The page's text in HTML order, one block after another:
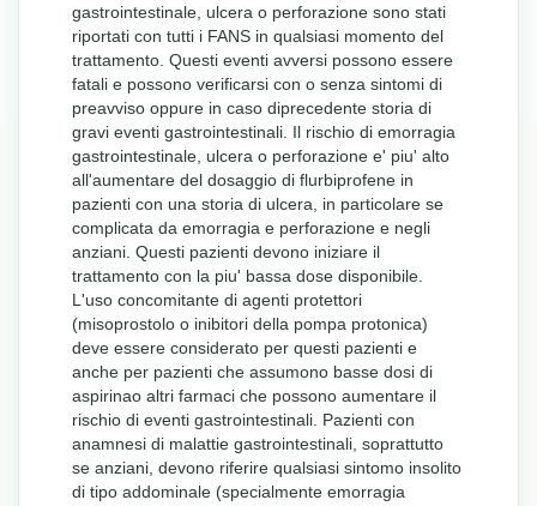
gastrointestinale, ulcera o perforazione sono stati
riportati con tutti i FANS in qualsiasi momento del
trattamento. Questi eventi avversi possono essere
fatali e possono verificarsi con o senza sintomi di
preavviso oppure in caso diprecedente storia di
gravi eventi gastrointestinali. Il rischio di emorragia
gastrointestinale, ulcera o perforazione e' piu' alto
all'aumentare del dosaggio di flurbiprofene in
pazienti con una storia di ulcera, in particolare se
complicata da emorragia e perforazione e negli
anziani. Questi pazienti devono iniziare il
trattamento con la piu' bassa dose disponibile.
L'uso concomitante di agenti protettori
(misoprostolo o inibitori della pompa protonica)
deve essere considerato per questi pazienti e
anche per pazienti che assumono basse dosi di
aspirinao altri farmaci che possono aumentare il
rischio di eventi gastrointestinali. Pazienti con
anamnesi di malattie gastrointestinali, soprattutto
se anziani, devono riferire qualsiasi sintomo insolito
di tipo addominale (specialmente emorragia